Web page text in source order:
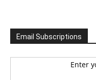
Email Subscriptions
Enter